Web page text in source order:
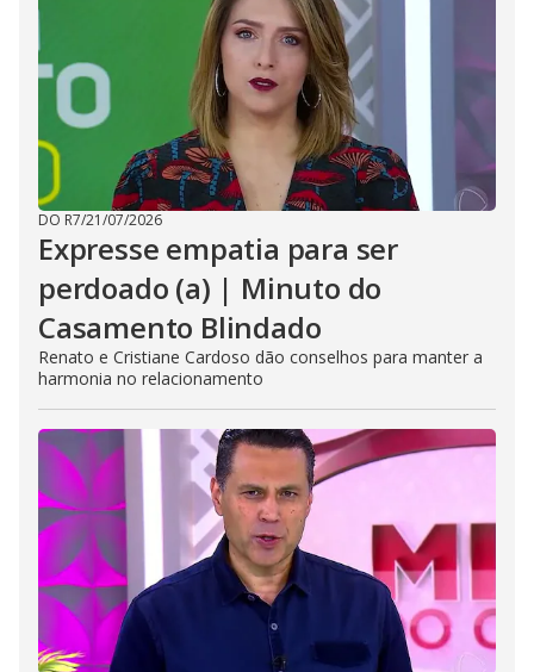
DO R7/21/07/2026
Expresse empatia para ser
perdoado (a) | Minuto do
Casamento Blindado
Renato e Cristiane Cardoso dão conselhos para manter a
harmonia no relacionamento